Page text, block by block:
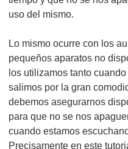
uso del mismo.
Lo mismo ocurre con los
pequeños aparatos no
los utilizamos tanto
salimos por la gran
debemos asegurarnos
para que no se nos
cuando estamos
Precisamente en este